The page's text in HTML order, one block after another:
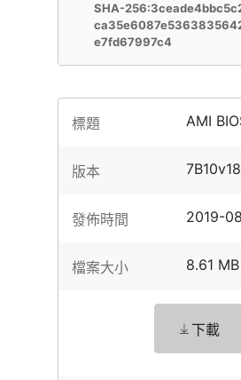
SHA-
e7fd67997c4
標題 AMI
版本 7B10v18
發佈時間 2019-
檔案大小 8.61 MB
下載